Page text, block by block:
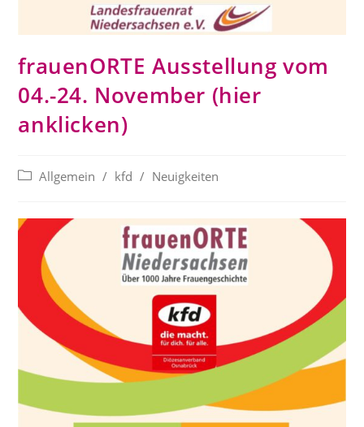
frauenORTE Ausstellung vom
04.-24. November (hier
anklicken)
Beitrags-
Allgemein / kfd / Neuigkeiten